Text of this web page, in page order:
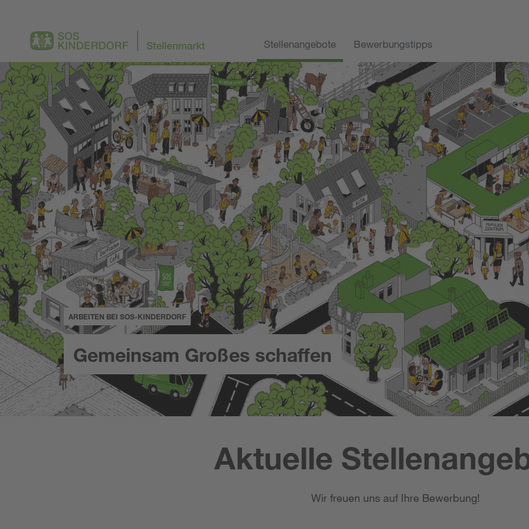
Stellenangebote Bewerbungstipps
ARBEITEN BEI SOS-KINDERDORF
Gemeinsam Großes schaffen
Aktuelle
Wir freuen uns auf Ihre Bewerbung!